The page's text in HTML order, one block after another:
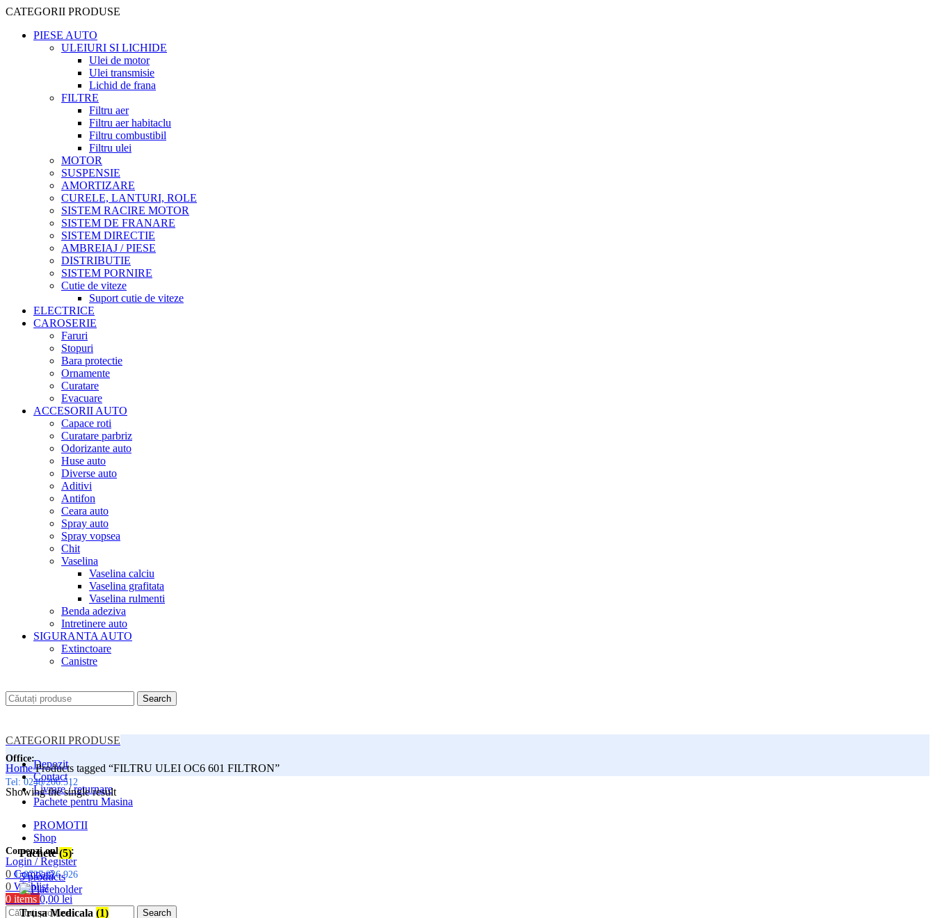
CATEGORII PRODUSE
PIESE AUTO
ULEIURI SI LICHIDE
Ulei de motor
Ulei transmisie
Lichid de frana
FILTRE
Filtru aer
Filtru aer habitaclu
Filtru combustibil
Filtru ulei
MOTOR
SUSPENSIE
AMORTIZARE
CURELE, LANTURI, ROLE
SISTEM RACIRE MOTOR
SISTEM DE FRANARE
SISTEM DIRECTIE
AMBREIAJ / PIESE
DISTRIBUTIE
SISTEM PORNIRE
Cutie de viteze
Suport cutie de viteze
ELECTRICE
CAROSERIE
Faruri
Stopuri
Bara protectie
Ornamente
Curatare
Evacuare
ACCESORII AUTO
Capace roti
Curatare parbriz
Odorizante auto
Huse auto
Diverse auto
Aditivi
Antifon
Ceara auto
Spray auto
Spray vopsea
Chit
Vaselina
Vaselina calciu
Vaselina grafitata
Vaselina rulmenti
Benda adeziva
Intretinere auto
SIGURANTA AUTO
Extinctoare
Canistre
Search
Office:
Tel: 0248/206.512
Comenzi online:
Tel: 0727.226.926
Menu
CATEGORII PRODUSE
Depozit
Contact
Livrare / returnare
Pachete pentru Masina
PROMOTII
Shop
Login / Register
0 Compară
0 Wishlist
0 items 0,00 lei
Search
HomeProducts tagged “FILTRU ULEI OC6 601 FILTRON”
Showing the single result
Pachete(5)
5 products
Trusa Medicala (1)